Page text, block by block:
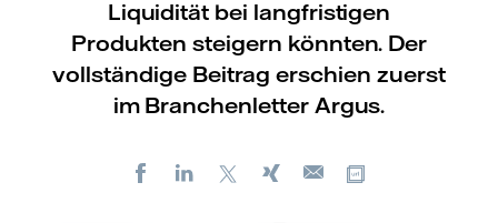
Liquidität bei langfristigen
Produkten steigern könnten. Der
vollständige Beitrag erschien zuerst
im Branchenletter Argus.
FacebookLinkedIn Xing
E-